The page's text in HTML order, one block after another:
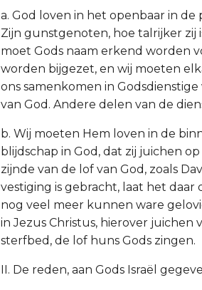
a. God loven in het openbaar in
Zijn gunstgenoten, hoe talrijker zij
moet Gods naam erkend worden
worden bijgezet, en wij moeten
ons samenkomen in
van God. Andere delen van de
b. Wij moeten Hem loven in de
blijdschap in God, dat zij juichen
zijnde van de lof van God, zoals
vestiging is gebracht, laat het
nog veel meer kunnen ware
in Jezus Christus, hierover
sterfbed, de lof huns Gods zingen.
II. De reden, aan Gods Israël